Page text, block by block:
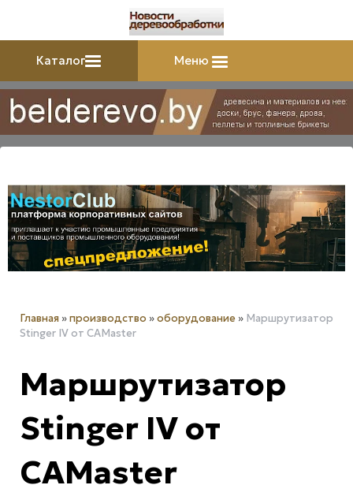
Каталог Меню
Главная »производство »оборудование » Маршрутизатор
Stinger IV от CAMaster
Маршрутизатор
Stinger IV от
CAMaster